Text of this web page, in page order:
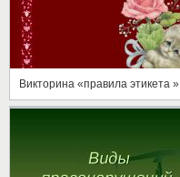
Викторина «правила этикета »